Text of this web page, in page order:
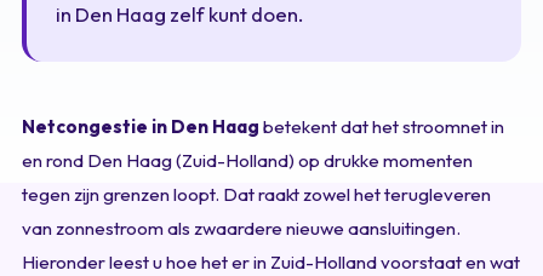
in Den Haag zelf kunt doen.
Netcongestie in Den Haag betekent dat het stroomnet in
en rond Den Haag (Zuid-Holland) op drukke momenten
tegen zijn grenzen loopt. Dat raakt zowel het terugleveren
van zonnestroom als zwaardere nieuwe aansluitingen.
Hieronder leest u hoe het er in Zuid-Holland voorstaat en wat